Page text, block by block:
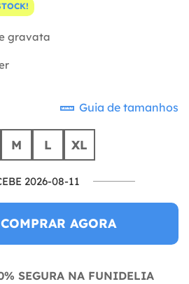
gravata
Guia de tamanhos
M L XL
2026-08-11
COMPRAR AGORA
SEGURA NA FUNIDELIA